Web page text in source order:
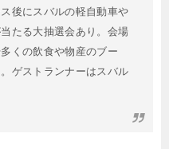
後にスバルの軽自動車や
たる大抽選会あり。会場
くの飲食や物産のブー
ゲストランナーはスバル